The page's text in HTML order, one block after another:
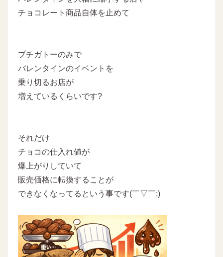
チョコレート商品自体を止めて
プチガトーのみで
バレンタインのイベントを
乗り切るお店が
増えているくらいです?
それだけ
チョコの仕入れ値が
爆上がりしていて
販売価格に転換することが
できなくなってるという事です(￣▽￣;)